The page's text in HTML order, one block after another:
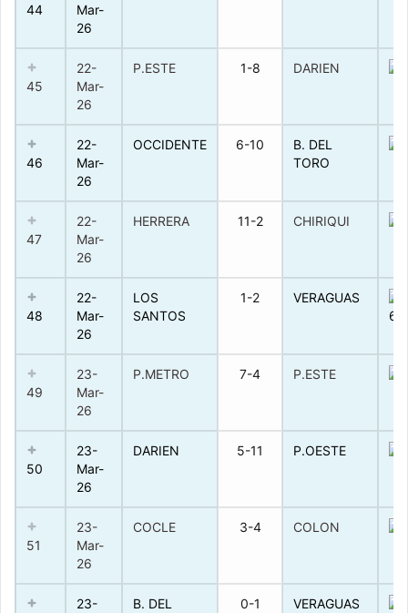
44
Mar-
26
45
22-
Mar-
26
P.ESTE 1-8 DARIEN
46
22-
Mar-
26
OCCIDENTE 6-10
B. DEL
TORO
47
22-
Mar-
26
HERRERA 11-2 CHIRIQUI
48
22-
Mar-
26
LOS
SANTOS
1-2 VERAGUAS
49
23-
Mar-
26
P.METRO 7-4 P.ESTE
50
23-
Mar-
26
DARIEN 5-11 P.OESTE
51
23-
Mar-
26
COCLE 3-4 COLON
23-
B. DEL
0-1 VERAGUAS